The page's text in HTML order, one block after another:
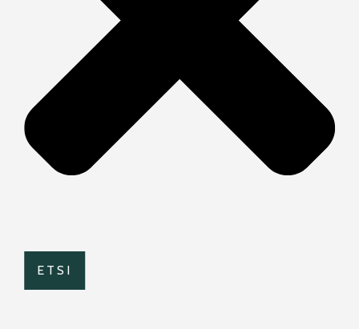
ETSI